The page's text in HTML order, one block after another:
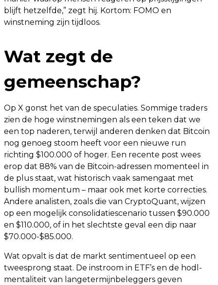
blijft hetzelfde,” zegt hij. Kortom: FOMO en
winstneming zijn tijdloos.
Wat zegt de
gemeenschap?
Op X gonst het van de speculaties. Sommige traders
zien de hoge winstnemingen als een teken dat we
een top naderen, terwijl anderen denken dat Bitcoin
nog genoeg stoom heeft voor een nieuwe run
richting $100.000 of hoger. Een recente post wees
erop dat 88% van de Bitcoin-adressen momenteel in
de plus staat, wat historisch vaak samengaat met
bullish momentum – maar ook met korte correcties.
Andere analisten, zoals die van CryptoQuant, wijzen
op een mogelijk consolidatiescenario tussen $90.000
en $110.000, of in het slechtste geval een dip naar
$70.000-$85.000.
Wat opvalt is dat de markt sentimentueel op een
tweesprong staat. De instroom in ETF’s en de hodl-
mentaliteit van langetermijnbeleggers geven